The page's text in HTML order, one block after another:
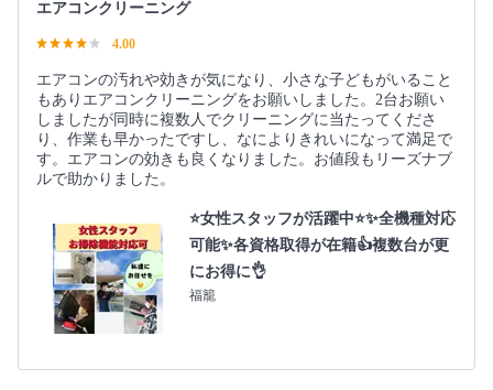
エアコンクリーニング
4.00
エアコンの汚れや効きが気になり、小さな子どもがいること
もありエアコンクリーニングをお願いしました。2台お願い
しましたが同時に複数人でクリーニングに当たってくださ
り、作業も早かったですし、なによりきれいになって満足で
す。エアコンの効きも良くなりました。お値段もリーズナブ
ルで助かりました。
⭐女性スタッフが活躍中⭐✨全機種対応
可能✨各資格取得が在籍👍複数台が更
にお得に👌
福籠